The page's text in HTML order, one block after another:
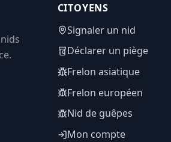
CITOYENS
Signaler un nid
Déclarer un piège
Frelon asiatique
Frelon européen
Nid de guêpes
Mon compte